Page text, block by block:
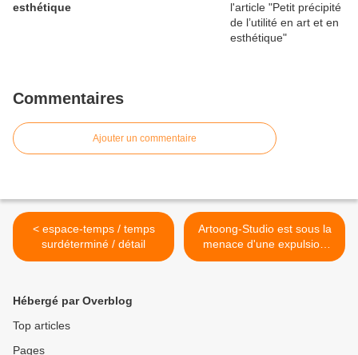
esthétique
Commentaires
Ajouter un commentaire
< espace-temps / temps
surdéterminé / détail
Artoong-Studio est sous la
menace d'une expulsion
par un bailleur social
Hébergé par Overblog
Top articles
Pages